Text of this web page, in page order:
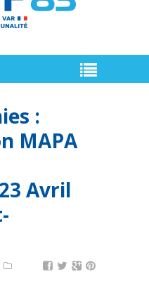
:
MAPA
Avril